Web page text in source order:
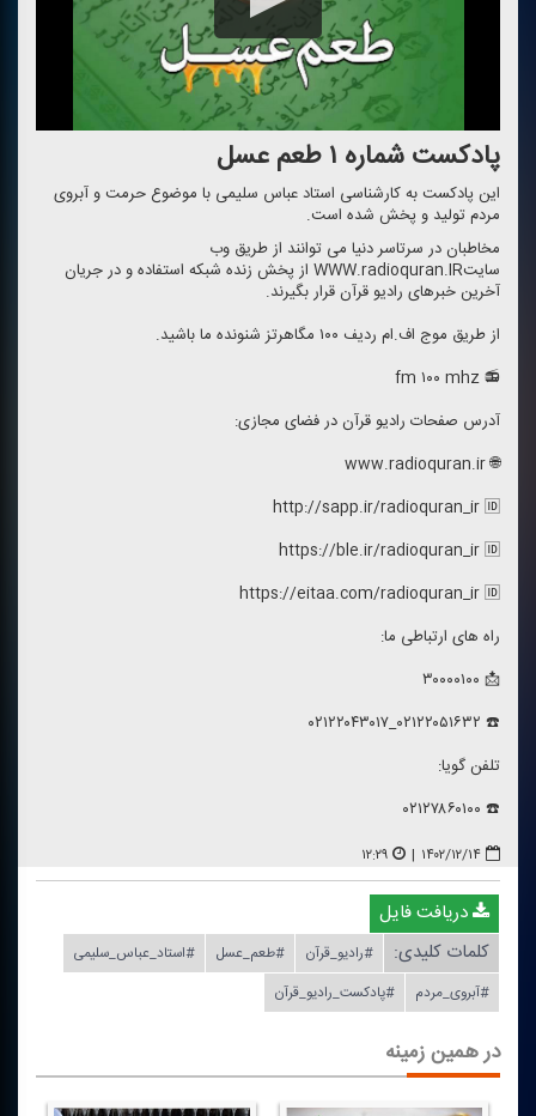
پادكست شماره ۱ طعم عسل
این پادكست به كارشناسی استاد عباس سلیمی با موضوع حرمت و آبروی
مردم تولید و پخش شده است.
مخاطبان در سرتاسر دنیا می توانند از طریق وب
سایتWWW.radioquran.IR از پخش زنده شبكه استفاده و در جریان
آخرین خبرهای رادیو قرآن قرار بگیرند.
از طریق موج اف.ام ردیف ۱۰۰ مگاهرتز شنونده ما باشید.
📻 fm ۱۰۰ mhz
آدرس صفحات رادیو قرآن در فضای مجازی:
🌐 www.radioquran.ir
http://sapp.ir/radioquran_ir 🆔
https://ble.ir/radioquran_ir 🆔
https://eitaa.com/radioquran_ir 🆔
راه های ارتباطی ما:
📩 ۳۰۰۰۰۱۰۰
☎️ ۰۲۱۲۲۰۵۱۶۳۲_۰۲۱۲۲۰۴۳۰۱۷
تلفن گویا:
☎️ ۰۲۱۲۷۸۶۰۱۰۰
۱۴۰۲/۱۲/۱۴ | ۱۲:۲۹
دریافت فایل
کلمات کلیدی:
#رادیو_قرآن #طعم_عسل
#استاد_عباس_سلیمی
#آبروی_مردم
#پادكست_رادیو_قرآن
در همین زمینه